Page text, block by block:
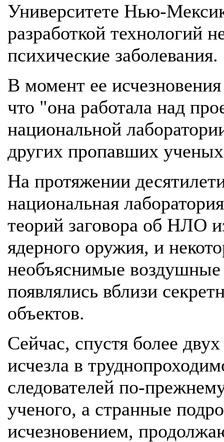
Университете Нью-
разработкой технологий
психические заболевания.
В момент ее
что "она работала над
национальной
других пропавших
На протяжении
национальная
теорий заговора об НЛО
ядерного оружия, и
необъяснимые воздушные
появлялись вблизи
объектов.
Сейчас, спустя более
исчезла в
следователей по-
ученого, а странные
исчезновением,